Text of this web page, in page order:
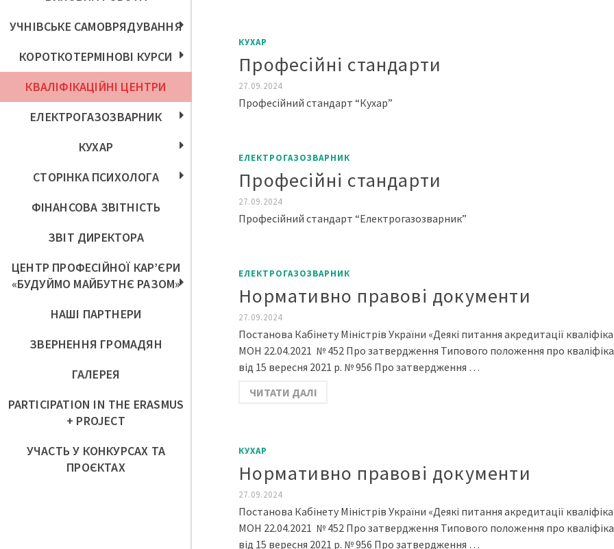
УЧНІВСЬКЕ САМОВРЯДУВАННЯ
КОРОТКОТЕРМІНОВІ КУРСИ
КВАЛІФІКАЦІЙНІ ЦЕНТРИ
ЕЛЕКТРОГАЗОЗВАРНИК
КУХАР
СТОРІНКА ПСИХОЛОГА
ФІНАНСОВА ЗВІТНІСТЬ
ЗВІТ ДИРЕКТОРА
ЦЕНТР ПРОФЕСІЙНОЇ КАР’ЄРИ
«БУДУЙМО МАЙБУТНЄ РАЗОМ»
НАШІ ПАРТНЕРИ
ЗВЕРНЕННЯ ГРОМАДЯН
ГАЛЕРЕЯ
PARTICIPATION IN THE ERASMUS
+ PROJECT
УЧАСТЬ У КОНКУРСАХ ТА
ПРОЄКТАХ
КУХАР
Професійні стандарти
27.09.2024
Професійний стандарт “Кухар”
ЕЛЕКТРОГАЗОЗВАРНИК
Професійні стандарти
27.09.2024
Професійний стандарт “Електрогазозварник”
ЕЛЕКТРОГАЗОЗВАРНИК
Нормативно правові документи
27.09.2024
Постанова Кабінету Міністрів України «Деякі питання акредитації
МОН 22.04.2021 № 452 Про затвердження Типового положення про
від 15 вересня 2021 р. № 956 Про затвердження …
ЧИТАТИ ДАЛІ
КУХАР
Нормативно правові документи
27.09.2024
Постанова Кабінету Міністрів України «Деякі питання акредитації
МОН 22.04.2021 № 452 Про затвердження Типового положення про
від 15 вересня 2021 р. № 956 Про затвердження …